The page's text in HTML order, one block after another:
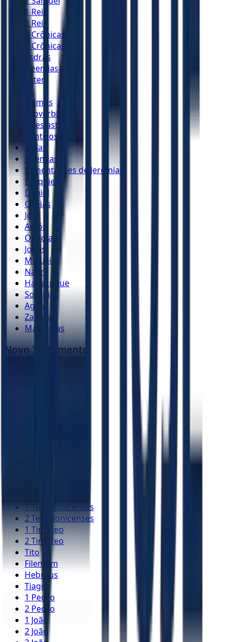
1 Reis
2 Reis
1 Crônicas
2 Crônicas
Esdras
Neemias
Ester
Salmos
Provérbios
Eclesiastes
Cânticos
Isaías
Jeremias
Lamentações de Jeremias
Ezequiel
Daniel
Oséias
Joel
Amós
Obadias
Jonas
Miquéias
Naum
Habacuque
Sofonias
Ageu
Zacarias
Malaquias
Novo Testamento
1 Tessalonicenses
2 Tessalonicenses
1 Timóteo
2 Timóteo
Tito
Filemom
Hebreus
Tiago
1 Pedro
2 Pedro
1 João
2 João